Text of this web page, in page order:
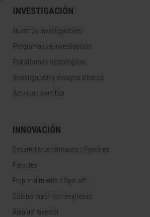
INVESTIGACIÓN
Nuestros Investigadores
Programas de investigación
Plataformas tecnológicas
Investigación y ensayos clínicos
Actividad científica
INNOVACIÓN
Desarrollo de fármacos / Pipelines
Patentes
Emprendimiento / Spin off
Colaboración con empresas
Área del Inversor